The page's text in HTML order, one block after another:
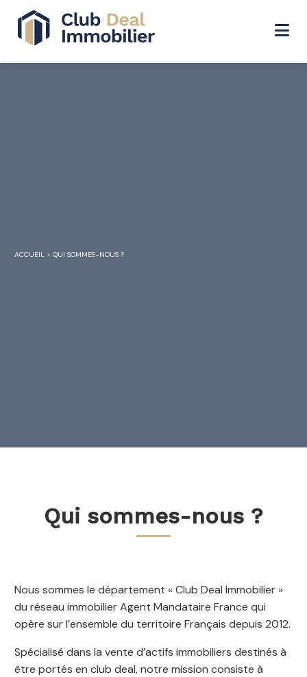
ACCUEIL > QUI SOMMES-NOUS ?
Qui sommes-nous ?
Nous sommes le département « Club Deal Immobilier »
du réseau immobilier Agent Mandataire France qui
opère sur l’ensemble du territoire Français depuis 2012.
Spécialisé dans la vente d’actifs immobiliers destinés à
être portés en club deal, notre mission consiste à